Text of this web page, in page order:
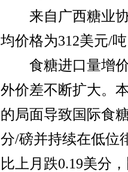
来自广西糖业协
均价格为312美元/
食糖进口量增价
外价差不断扩大。
的局面导致国际食
分/磅并持续在低位
比上月跌0.19美分